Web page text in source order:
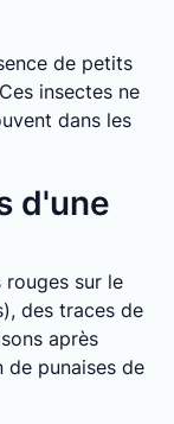
de petits
insectes ne
dans les
d'une
sur le
des traces de
après
de punaises de